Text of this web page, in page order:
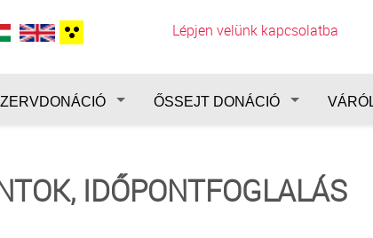
Lépjen velünk kapcsolatba
ŐSSEJT DONÁCIÓ
IDŐPONTFOGLALÁS